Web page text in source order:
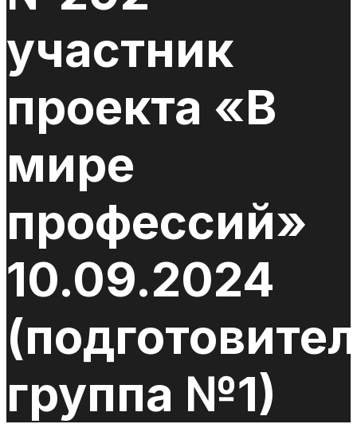
участник
проекта «В
мире
профессий»
10.09.2024
группа №1)